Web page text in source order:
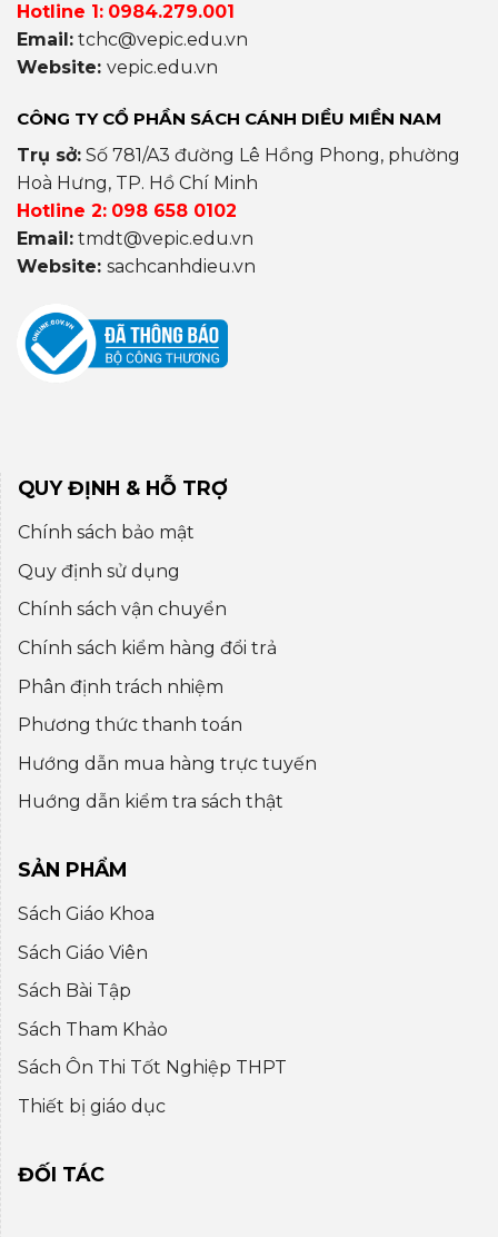
Hotline 1: 0984.279.001
Email: tchc@vepic.edu.vn
Website: vepic.edu.vn
CÔNG TY CỔ PHẦN SÁCH CÁNH DIỀU MIỀN NAM
Trụ sở: Số 781/A3 đường Lê Hồng Phong, phường
Hoà Hưng, TP. Hồ Chí Minh
Hotline 2: 098 658 0102
Email: tmdt@vepic.edu.vn
Website: sachcanhdieu.vn
QUY ĐỊNH & HỖ TRỢ
Chính sách bảo mật
Quy định sử dụng
Chính sách vận chuyển
Chính sách kiểm hàng đổi trả
Phân định trách nhiệm
Phương thức thanh toán
Hướng dẫn mua hàng trực tuyến
Huớng dẫn kiểm tra sách thật
SẢN PHẨM
Sách Giáo Khoa
Sách Giáo Viên
Sách Bài Tập
Sách Tham Khảo
Sách Ôn Thi Tốt Nghiệp THPT
Thiết bị giáo dục
ĐỐI TÁC